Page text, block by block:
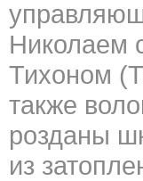
Николаем
Тихоном
также
розданы
из